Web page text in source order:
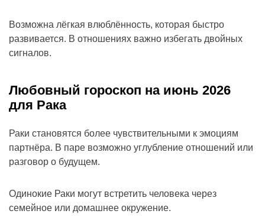
Возможна лёгкая влюблённость, которая быстро
развивается. В отношениях важно избегать двойных
сигналов.
Любовный гороскоп на июнь 2026
для Рака
Раки становятся более чувствительными к эмоциям
партнёра. В паре возможно углубление отношений или
разговор о будущем.
Одинокие Раки могут встретить человека через
семейное или домашнее окружение.